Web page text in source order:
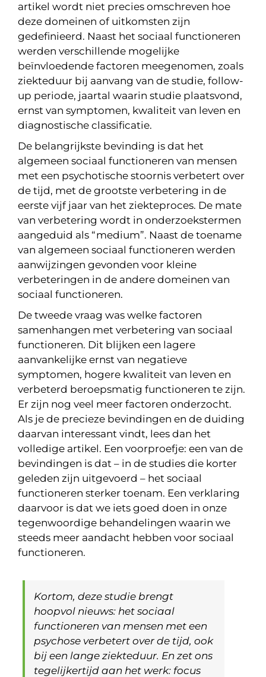
artikel wordt niet precies omschreven hoe
deze domeinen of uitkomsten zijn
gedefinieerd. Naast het sociaal functioneren
werden verschillende mogelijke
beïnvloedende factoren meegenomen, zoals
ziekteduur bij aanvang van de studie, follow-
up periode, jaartal waarin studie plaatsvond,
ernst van symptomen, kwaliteit van leven en
diagnostische classificatie.
De belangrijkste bevinding is dat het
algemeen sociaal functioneren van mensen
met een psychotische stoornis verbetert over
de tijd, met de grootste verbetering in de
eerste vijf jaar van het ziekteproces. De mate
van verbetering wordt in onderzoekstermen
aangeduid als “medium”. Naast de toename
van algemeen sociaal functioneren werden
aanwijzingen gevonden voor kleine
verbeteringen in de andere domeinen van
sociaal functioneren.
De tweede vraag was welke factoren
samenhangen met verbetering van sociaal
functioneren. Dit blijken een lagere
aanvankelijke ernst van negatieve
symptomen, hogere kwaliteit van leven en
verbeterd beroepsmatig functioneren te zijn.
Er zijn nog veel meer factoren onderzocht.
Als je de precieze bevindingen en de duiding
daarvan interessant vindt, lees dan het
volledige artikel. Een voorproefje: een van de
bevindingen is dat – in de studies die korter
geleden zijn uitgevoerd – het sociaal
functioneren sterker toenam. Een verklaring
daarvoor is dat we iets goed doen in onze
tegenwoordige behandelingen waarin we
steeds meer aandacht hebben voor sociaal
functioneren.
Kortom, deze studie brengt
hoopvol nieuws: het sociaal
functioneren van mensen met een
psychose verbetert over de tijd, ook
bij een lange ziekteduur. En zet ons
tegelijkertijd aan het werk: focus